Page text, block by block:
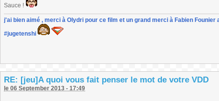
Sauce !
j'ai bien aimé , merci à Olydri pour ce film et un grand merci à Fabien
#jugetenshi
RE: [jeu]A quoi vous fait penser le mot de votre VDD
le 06 September 2013 - 17:49